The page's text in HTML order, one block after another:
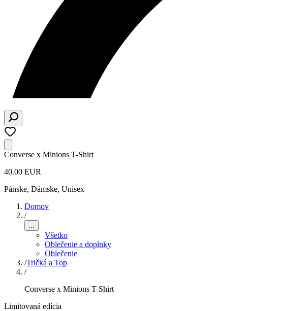
Converse x Minions T-Shirt
40.00 EUR
Pánske, Dámske, Unisex
Domov
/
...
Všetko
Oblečenie a doplnky
Oblečenie
/Tričká a Top
/
Converse x Minions T-Shirt
Limitovaná edícia